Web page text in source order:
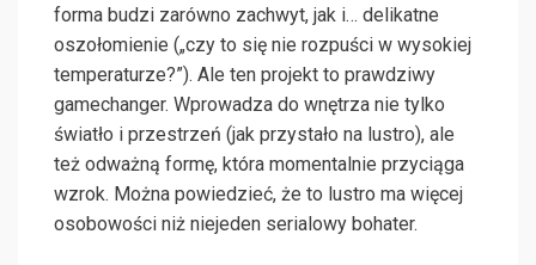
forma budzi zarówno zachwyt, jak i… delikatne
oszołomienie („czy to się nie rozpuści w wysokiej
temperaturze?”). Ale ten projekt to prawdziwy
gamechanger. Wprowadza do wnętrza nie tylko
światło i przestrzeń (jak przystało na lustro), ale
też odważną formę, która momentalnie przyciąga
wzrok. Można powiedzieć, że to lustro ma więcej
osobowości niż niejeden serialowy bohater.